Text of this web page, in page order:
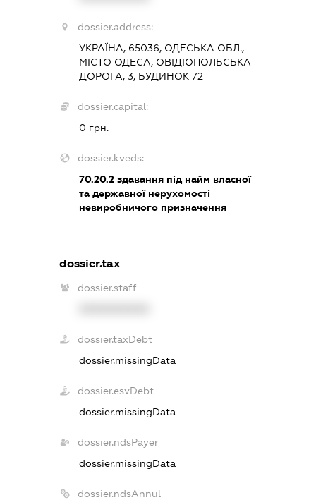
dossier.address:
УКРАЇНА, 65036, ОДЕСЬКА ОБЛ.,
МІСТО ОДЕСА, ОВІДІОПОЛЬСЬКА
ДОРОГА, 3, БУДИНОК 72
dossier.capital:
0 грн.
dossier.kveds:
70.20.2 здавання під найм власної
та державної нерухомості
невиробничого призначення
dossier.tax
dossier.staff
dossier.taxDebt
dossier.missingData
dossier.esvDebt
dossier.missingData
dossier.ndsPayer
dossier.missingData
dossier.ndsAnnul